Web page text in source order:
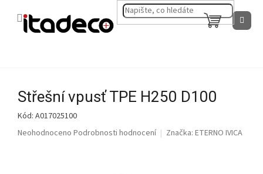
NÁKUPNÍ
KOŠÍK
Střešní vpusť TPE H250 D100
Kód: A017025100
Průměrné
Neohodnoceno Podrobnosti hodnocení Značka: ETERNO IVICA